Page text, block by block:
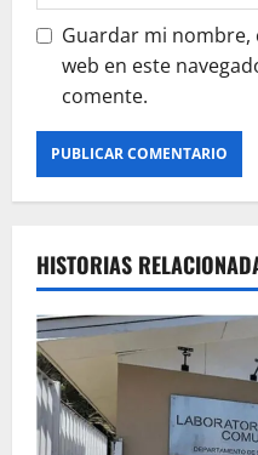
Guardar mi
web en este
comente.
HISTORIAS